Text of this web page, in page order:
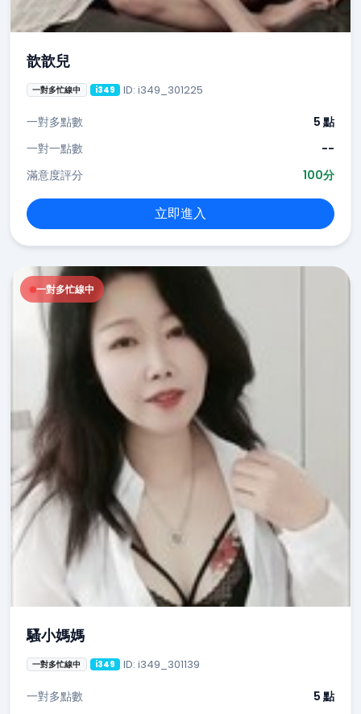
歆歆兒
一對多忙線中 i349 ID: i349_301225
一對多點數
5 點
一對一點數
--
滿意度評分
100分
立即進入
一對多忙線中
騷小媽媽
一對多忙線中 i349 ID: i349_301139
一對多點數 5 點